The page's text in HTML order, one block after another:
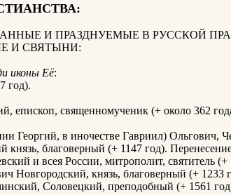
И ПРАЗДНУЕМЫЕ В РУССКОЙ
И СВЯТЫНИ:
иконы Её:
год).
епископ, священномученик (+ около 362
Георгий, в иночестве Гавриил) Ольгович,
князь, благоверный (+ 1147 год).
и всея России, митрополит, святитель (+
Новгородский, князь, благоверный (+ 1233
Соловецкий, преподобный (+ 1561